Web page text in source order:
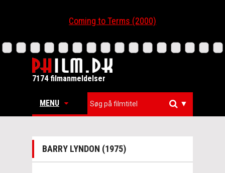
Coming to Terms (2000)
7174 filmanmeldelser
MENU ▼
BARRY LYNDON (1975)